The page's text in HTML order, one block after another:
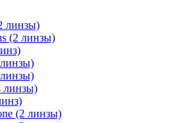
линзы)
(2 линзы)
линзы)
(2 линзы)